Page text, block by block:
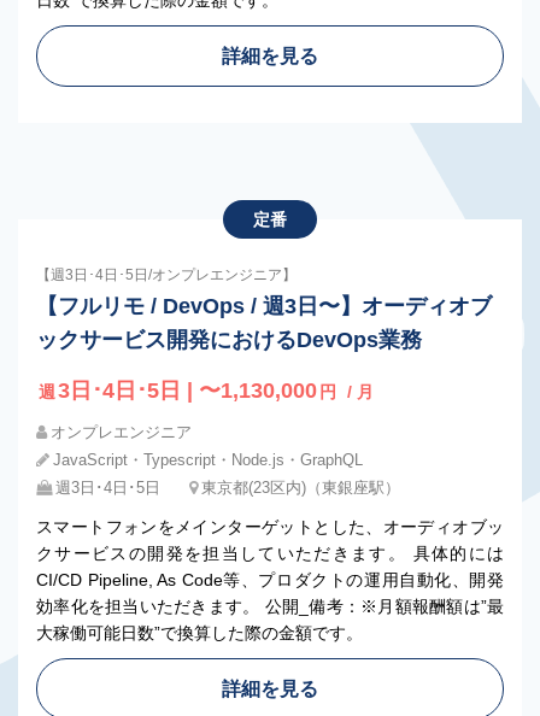
詳細を見る
定番
【週3日･4日･5日/オンプレエンジニア】
【フルリモ / DevOps / 週3日〜】オーディオブ
ックサービス開発におけるDevOps業務
週 3日･4日･5日 | 〜1,130,000 円 / 月
オンプレエンジニア
JavaScript・Typescript・Node.js・GraphQL
週3日･4日･5日
東京都(23区内)（東銀座駅）
スマートフォンをメインターゲットとした、オーディオブッ
クサービスの開発を担当していただきます。 具体的には
CI/CD Pipeline, As Code等、プロダクトの運用自動化、開発
効率化を担当いただきます。 公開_備考：※月額報酬額は”最
大稼働可能日数”で換算した際の金額です。
詳細を見る